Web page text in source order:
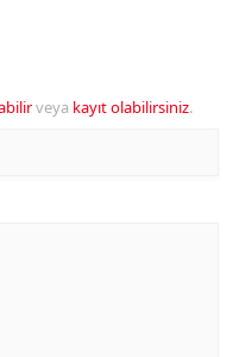
veya kayıt olabilirsiniz.